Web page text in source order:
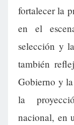
fortalecer la
en el
selección y
también
Gobierno y
la
nacional, en